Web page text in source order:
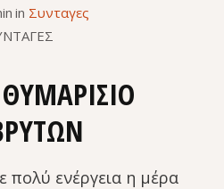
in Συνταγες
πολύ ενέργεια η μέρα